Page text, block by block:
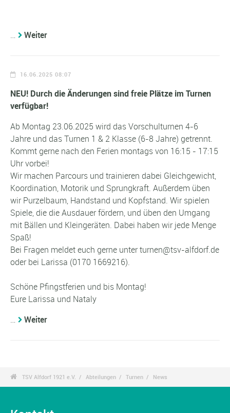
… Weiter
16.06.2025 08:07
NEU! Durch die Änderungen sind freie Plätze im Turnen
verfügbar!
Ab Montag 23.06.2025 wird das Vorschulturnen 4-6
Jahre und das Turnen 1 & 2 Klasse (6-8 Jahre) getrennt.
Kommt gerne nach den Ferien montags von 16:15 - 17:15
Uhr vorbei!
Wir machen Parcours und trainieren dabei Gleichgewicht,
Koordination, Motorik und Sprungkraft. Außerdem üben
wir Purzelbaum, Handstand und Kopfstand. Wir spielen
Spiele, die die Ausdauer fördern, und üben den Umgang
mit Bällen und Kleingeräten. Dabei haben wir jede Menge
Spaß!
Bei Fragen meldet euch gerne unter turnen@tsv-alfdorf.de
oder bei Larissa (0170 1669216).
Schöne Pfingstferien und bis Montag!
Eure Larissa und Nataly
…
Weiter
 TSV Alfdorf 1921 e.V. Abteilungen Turnen News